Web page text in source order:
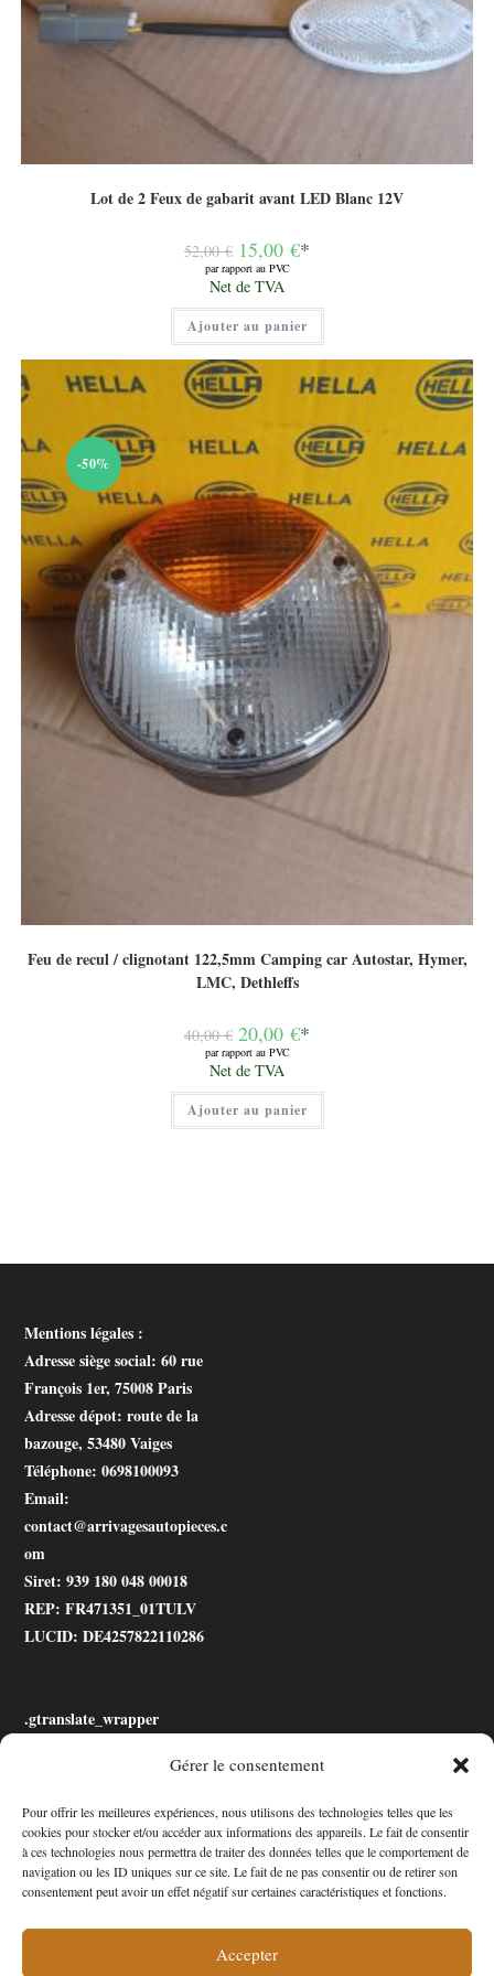
Gérer le consentement
Pour offrir les meilleures expériences, nous utilisons des technologies telles que les
cookies pour stocker et/ou accéder aux informations des appareils. Le fait de consentir
à ces technologies nous permettra de traiter des données telles que le comportement de
navigation ou les ID uniques sur ce site. Le fait de ne pas consentir ou de retirer son
consentement peut avoir un effet négatif sur certaines caractéristiques et fonctions.
Accepter
Lot de 2 Feux de gabarit avant LED Blanc 12V
52,00€ Le
prix
initial
était :
52,00 €.
15,00 €*
par rapport au PVC
Le
prix
actuel
est :
15,00 €.
Net de TVA
Ajouter au panier
-50%
Feu de recul / clignotant 122,5mm Camping car Autostar, Hymer,
LMC, Dethleffs
40,00€ Le
prix
initial
était :
40,00 €.
20,00 €*
par rapport au PVC
Le
prix
actuel
est :
20,00 €.
Net de TVA
Ajouter au panier
Mentions légales :
Adresse siège social: 60 rue
François 1er, 75008 Paris
Adresse dépot: route de la
bazouge, 53480 Vaiges
Téléphone: 0698100093
Email:
contact@arrivagesautopieces.c
om
Siret: 939 180 048 00018
REP: FR471351_01TULV
LUCID: DE4257822110286
.gtranslate_wrapper
Mon Compte
Contact